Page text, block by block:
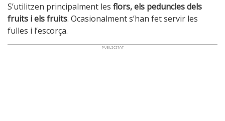
S’utilitzen principalment les flors, els peduncles dels
fruits i els fruits. Ocasionalment s’han fet servir les
fulles i l’escorça.